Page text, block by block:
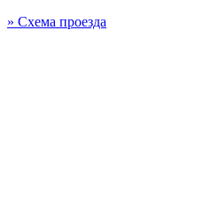
» Схема проезда